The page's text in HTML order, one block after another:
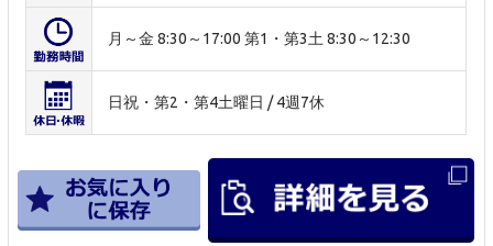
月～金 8:30～17:00 第1・第3土 8:30～12:30
日祝・第2・第4土曜日 / 4週7休